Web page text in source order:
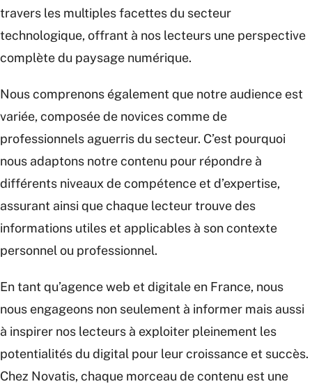
travers les multiples facettes du secteur
technologique, offrant à nos lecteurs une perspective
complète du paysage numérique.
Nous comprenons également que notre audience est
variée, composée de novices comme de
professionnels aguerris du secteur. C’est pourquoi
nous adaptons notre contenu pour répondre à
différents niveaux de compétence et d’expertise,
assurant ainsi que chaque lecteur trouve des
informations utiles et applicables à son contexte
personnel ou professionnel.
En tant qu’agence web et digitale en France, nous
nous engageons non seulement à informer mais aussi
à inspirer nos lecteurs à exploiter pleinement les
potentialités du digital pour leur croissance et succès.
Chez Novatis, chaque morceau de contenu est une